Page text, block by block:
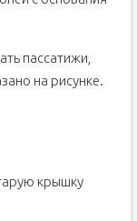
пассатижи,
на рисунке.
крышку